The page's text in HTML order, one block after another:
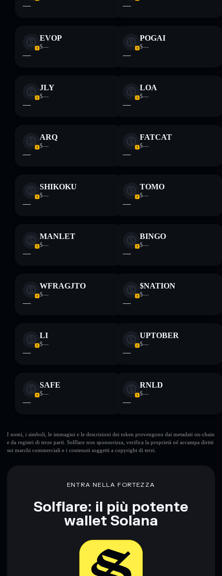
— —
EVOP
$—
—
POGAI
$—
—
JLY
$—
—
LOA
$—
—
ARQ
$—
—
FATCAT
$—
—
SHIKOKU
$—
—
TOMO
$—
—
MANLET
$—
—
BINGO
$—
—
WFRAGJTO
$—
—
$NATION
$—
—
LI
$—
—
UPTOBER
$—
—
SAFE
$—
—
RNLD
$—
—
I nomi, i simboli, le immagini e le descrizioni dei token provengono dai metadati on-chain
e da registri di terze parti. Solflare non sponsorizza, verifica la proprietà né accampa diritti
sui marchi commerciali e i contenuti soggetti a copyright di terzi.
ENTRA NELLA FORTEZZA
Solflare: il più potente
wallet Solana